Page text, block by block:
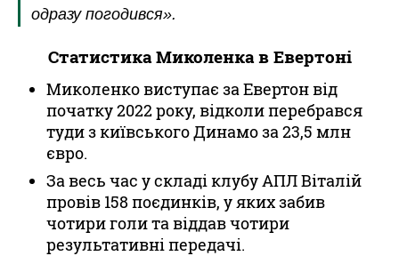
одразу погодився».
Статистика Миколенка в Евертоні
Миколенко виступає за Евертон від
початку 2022 року, відколи перебрався
туди з київського Динамо за 23,5 млн
євро.
За весь час у складі клубу АПЛ Віталій
провів 158 поєдинків, у яких забив
чотири голи та віддав чотири
результативні передачі.